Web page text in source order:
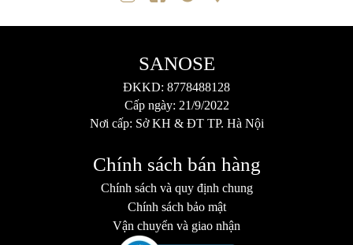
SANOSE
ĐKKD: 8778488128
Cấp ngày: 21/9/2022
Nơi cấp: Sở KH & ĐT TP. Hà Nội
Chính sách bán hàng
Chính sách và quy định chung
Chính sách bảo mật
Vận chuyển và giao nhận